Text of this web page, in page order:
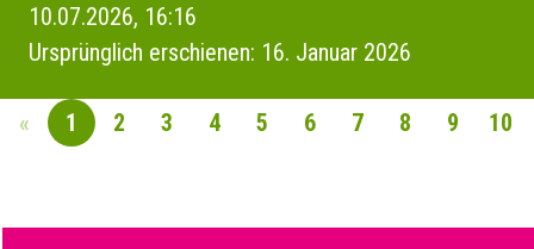
10.07.2026, 16:16
Ursprünglich erschienen: 16. Januar 2026
« 1 2 3 4 5 6 7 8 9 10